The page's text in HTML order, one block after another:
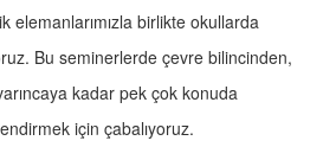
elemanlarımızla birlikte okullarda
Bu seminerlerde çevre bilincinden,
kadar pek çok konuda
için çabalıyoruz.